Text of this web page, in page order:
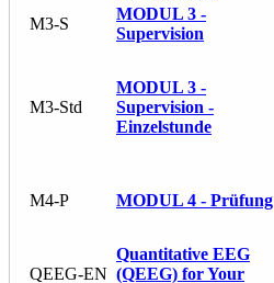
M3-S
MODUL 3 -
Supervision
M3-Std
MODUL 3 -
Supervision -
Einzelstunde
M4-P MODUL 4 - Prüfung
QEEG-EN
Quantitative EEG
(QEEG) for Your